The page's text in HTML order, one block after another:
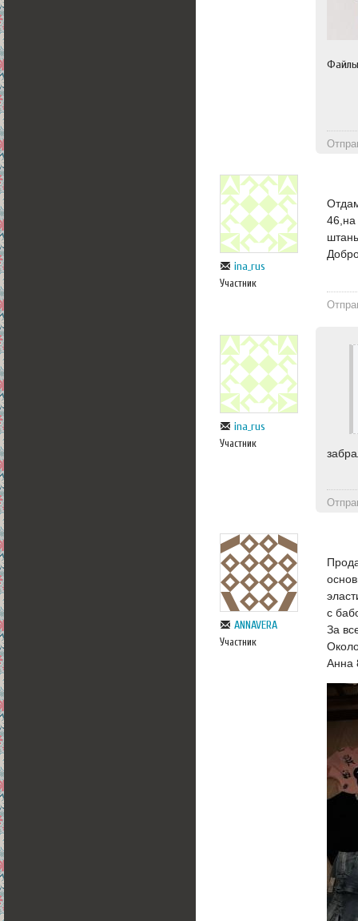
ina_rus
Участник
ina_rus
Участник
ANNAVERA
Участник
с
За
Анна